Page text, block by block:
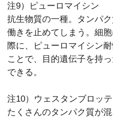
注9）ピューロマイシン
抗生物質の一種。タンパ
働きを止めてしまう。細
際に、ピューロマイシン
ことで、目的遺伝子を持
できる。
注10）ウェスタンブロッ
たくさんのタンパク質が